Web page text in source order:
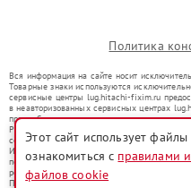
Политика
Вся информация на сайте носит
Товарные знаки используются
сервисные центры lug.hitachi-fixim.ru
в неавторизованных сервисных центрах
правообладателями товарных знаков или
Ремонт осуществляется для устройств, уже
со статьей 1487 ГК РФ.
Использование товарных знаков не
потребителей в заблуждение, а служит для
ремонту техники указанных брендов.
Представленная на сайте информация не
Этот сайт использует
ознакомиться с правилами
файлов cookie